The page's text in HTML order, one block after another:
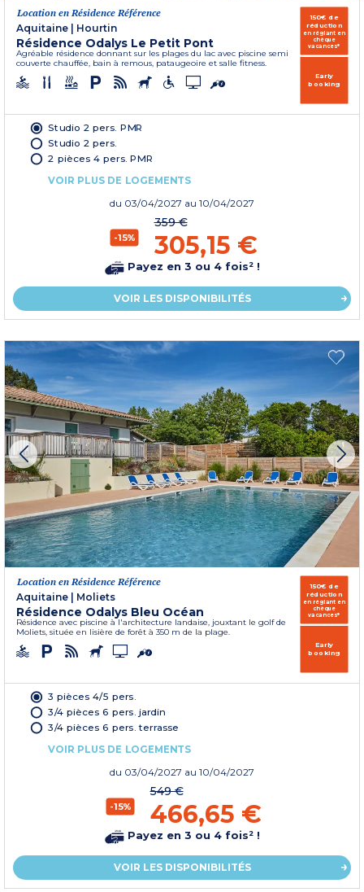
Location en Résidence Référence
Aquitaine
Hourtin
Résidence Odalys Le Petit Pont
Agréable résidence donnant sur les plages du lac avec piscine semi
couverte chauffée, bain à remous, pataugeoire et salle fitness.
150€ de
réduction
en réglant en
chèque
vacances*
Early
booking
Studio 2 pers. PMR
Studio 2 pers.
2 pièces 4 pers. PMR
VOIR PLUS DE LOGEMENTS
du 03/04/2027 au 10/04/2027
-15%
359 €
305,15 €
Payez en 3 ou 4 fois² !
VOIR LES DISPONIBILITÉS
Location en Résidence Référence
Aquitaine
Moliets
Résidence Odalys Bleu Océan
Résidence avec piscine à l'architecture landaise, jouxtant le golf de
Moliets, située en lisière de forêt à 350 m de la plage.
150€ de
réduction
en réglant en
chèque
vacances*
Early
booking
3 pièces 4/5 pers.
3/4 pièces 6 pers. jardin
3/4 pièces 6 pers. terrasse
VOIR PLUS DE LOGEMENTS
du 03/04/2027 au 10/04/2027
-15%
549 €
466,65 €
Payez en 3 ou 4 fois² !
VOIR LES DISPONIBILITÉS